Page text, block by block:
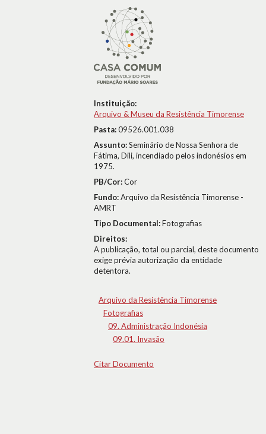
Instituição:
Arquivo & Museu da Resistência Timorense
Pasta:09526.001.038
Assunto:Seminário de Nossa Senhora de
Fátima, Dili, incendiado pelos indonésios em
1975.
PB/Cor:Cor
Fundo:Arquivo da Resistência Timorense -
AMRT
Tipo Documental:Fotografias
Direitos:
A publicação, total ou parcial, deste documento
exige prévia autorização da entidade
detentora.
Arquivo da Resistência Timorense
Fotografias
09. Administração Indonésia
09.01. Invasão
Citar Documento